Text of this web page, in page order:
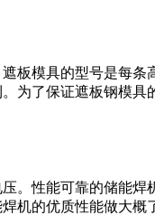
板模具的型号是每条
为了保证遮板钢模具
。性能可靠的储能焊
机的优质性能做大概